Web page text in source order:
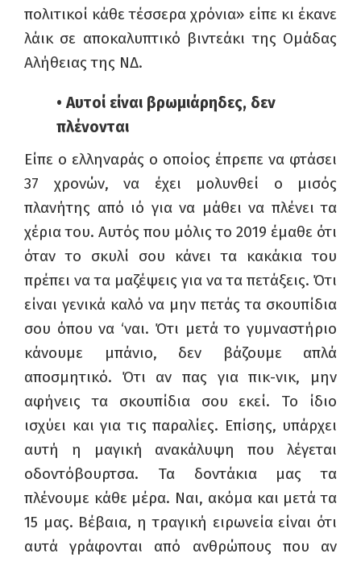
πολιτικοί κάθε τέσσερα χρόνια» είπε κι έκανε
λάικ σε αποκαλυπτικό βιντεάκι της Ομάδας
Αλήθειας της ΝΔ.
• Αυτοί είναι βρωμιάρηδες, δεν
πλένονται
Είπε ο ελληναράς ο οποίος έπρεπε να φτάσει
37 χρονών, να έχει μολυνθεί ο μισός
πλανήτης από ιό για να μάθει να πλένει τα
χέρια του. Αυτός που μόλις το 2019 έμαθε ότι
όταν το σκυλί σου κάνει τα κακάκια του
πρέπει να τα μαζέψεις για να τα πετάξεις. Ότι
είναι γενικά καλό να μην πετάς τα σκουπίδια
σου όπου να ‘ναι. Ότι μετά το γυμναστήριο
κάνουμε μπάνιο, δεν βάζουμε απλά
αποσμητικό. Ότι αν πας για πικ-νικ, μην
αφήνεις τα σκουπίδια σου εκεί. Το ίδιο
ισχύει και για τις παραλίες. Επίσης, υπάρχει
αυτή η μαγική ανακάλυψη που λέγεται
οδοντόβουρτσα. Τα δοντάκια μας τα
πλένουμε κάθε μέρα. Ναι, ακόμα και μετά τα
15 μας. Βέβαια, η τραγική ειρωνεία είναι ότι
αυτά γράφονται από ανθρώπους που αν